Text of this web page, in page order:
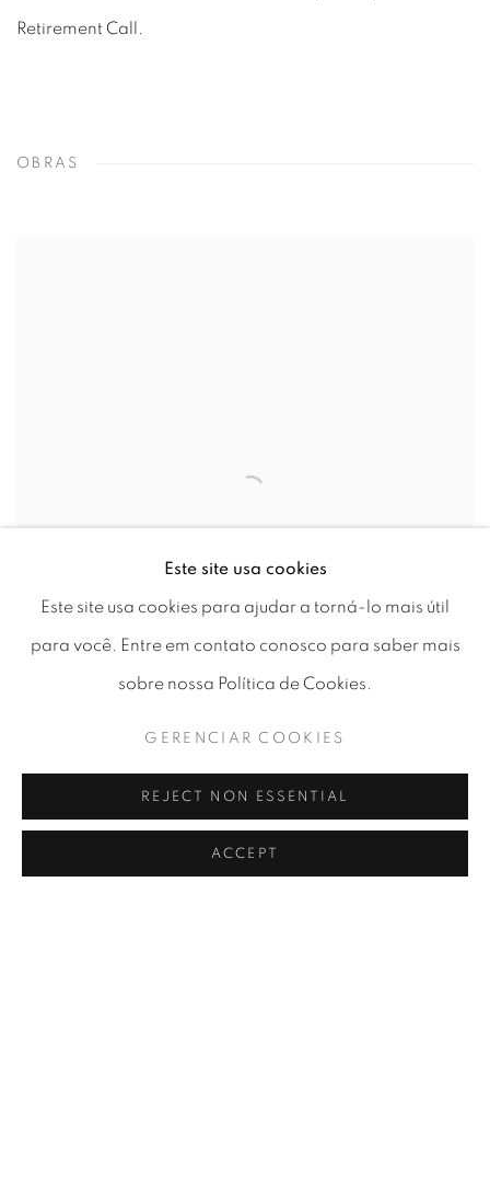
Retirement Call.
OBRAS
MADALENA PEQUITO,COISAS QUE FIZ / /
ITHINGS WANTED TO MAKE
Este site usa cookies
Este site usa cookies para ajudar a torná-lo mais útil
para você. Entre em contato conosco para saber mais
sobre nossa Política de Cookies.
GERENCIAR COOKIES
REJECT NON ESSENTIAL
ACCEPT